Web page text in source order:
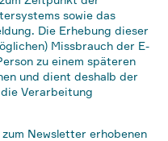
sowie das
Die Erhebung dieser
Missbrauch der E-
zu einem späteren
und dient deshalb der
Verarbeitung
Newsletter erhobenen